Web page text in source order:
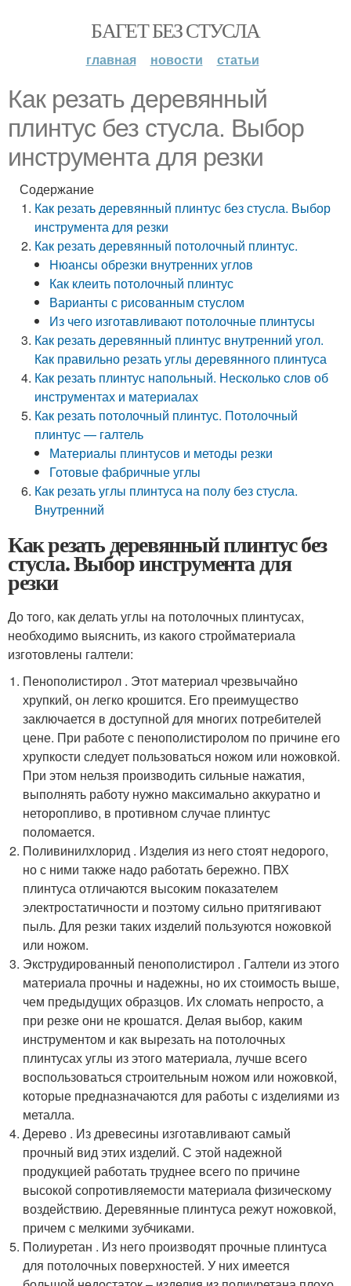
БАГЕТ БЕЗ СТУСЛА
главная новости статьи
Как резать деревянный
плинтус без стусла. Выбор
инструмента для резки
Содержание
Как резать деревянный плинтус без стусла. Выбор
инструмента для резки
Как резать деревянный потолочный плинтус.
Нюансы обрезки внутренних углов
Как клеить потолочный плинтус
Варианты с рисованным стуслом
Из чего изготавливают потолочные плинтусы
Как резать деревянный плинтус внутренний угол.
Как правильно резать углы деревянного плинтуса
Как резать плинтус напольный. Несколько слов об
инструментах и материалах
Как резать потолочный плинтус. Потолочный
плинтус — галтель
Материалы плинтусов и методы резки
Готовые фабричные углы
Как резать углы плинтуса на полу без стусла.
Внутренний
Как резать деревянный плинтус без
стусла. Выбор инструмента для
резки
До того, как делать углы на потолочных плинтусах,
необходимо выяснить, из какого стройматериала
изготовлены галтели:
Пенополистирол . Этот материал чрезвычайно
хрупкий, он легко крошится. Его преимущество
заключается в доступной для многих потребителей
цене. При работе с пенополистиролом по причине его
хрупкости следует пользоваться ножом или ножовкой.
При этом нельзя производить сильные нажатия,
выполнять работу нужно максимально аккуратно и
неторопливо, в противном случае плинтус
поломается.
Поливинилхлорид . Изделия из него стоят недорого,
но с ними также надо работать бережно. ПВХ
плинтуса отличаются высоким показателем
электростатичности и поэтому сильно притягивают
пыль. Для резки таких изделий пользуются ножовкой
или ножом.
Экструдированный пенополистирол . Галтели из этого
материала прочны и надежны, но их стоимость выше,
чем предыдущих образцов. Их сломать непросто, а
при резке они не крошатся. Делая выбор, каким
инструментом и как вырезать на потолочных
плинтусах углы из этого материала, лучше всего
воспользоваться строительным ножом или ножовкой,
которые предназначаются для работы с изделиями из
металла.
Дерево . Из древесины изготавливают самый
прочный вид этих изделий. С этой надежной
продукцией работать труднее всего по причине
высокой сопротивляемости материала физическому
воздействию. Деревянные плинтуса режут ножовкой,
причем с мелкими зубчиками.
Полиуретан . Из него производят прочные плинтуса
для потолочных поверхностей. У них имеется